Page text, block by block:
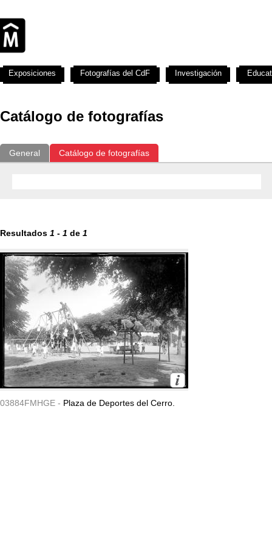
Catálogo de fotografías
General Catálogo de fotografías
Resultados 1 - 1 de 1
03884FMHGE - Plaza de Deportes del Cerro.
Exposiciones Fotografías del CdF Investigación